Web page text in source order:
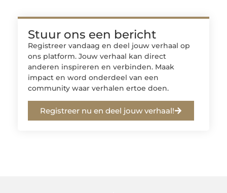
Stuur ons een bericht
Registreer vandaag en deel jouw verhaal op
ons platform. Jouw verhaal kan direct
anderen inspireren en verbinden. Maak
impact en word onderdeel van een
community waar verhalen ertoe doen.
Registreer nu en deel jouw verhaal!